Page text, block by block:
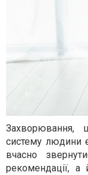
Захворювання,
систему людини
вчасно
рекомендації, а